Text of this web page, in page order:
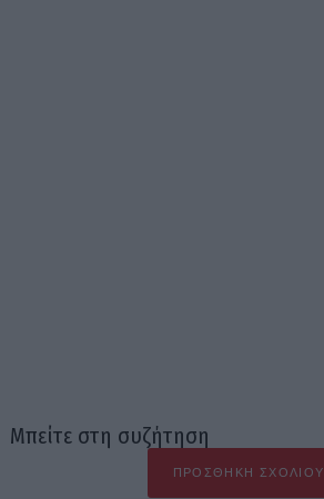
Μπείτε στη συζήτηση
ΠΡΟΣΘΉΚΗ ΣΧΟΛΊΟΥ